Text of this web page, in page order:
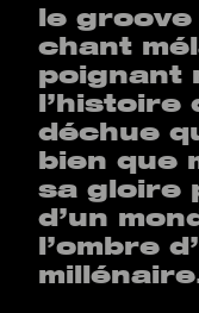
le groove
chant
poignant
l’histoire
déchue
bien que
sa gloire
d’un
l’ombre